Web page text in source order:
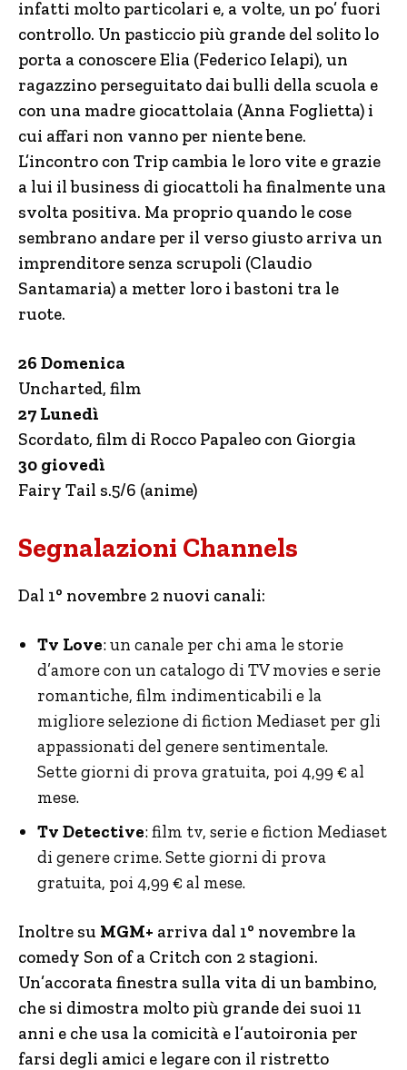
infatti molto particolari e, a volte, un po’ fuori
controllo. Un pasticcio più grande del solito lo
porta a conoscere Elia (Federico Ielapi), un
ragazzino perseguitato dai bulli della scuola e
con una madre giocattolaia (Anna Foglietta) i
cui affari non vanno per niente bene.
L’incontro con Trip cambia le loro vite e grazie
a lui il business di giocattoli ha finalmente una
svolta positiva. Ma proprio quando le cose
sembrano andare per il verso giusto arriva un
imprenditore senza scrupoli (Claudio
Santamaria) a metter loro i bastoni tra le
ruote.
26 Domenica
Uncharted, film
27 Lunedì
Scordato, film di Rocco Papaleo con Giorgia
30 giovedì
Fairy Tail s.5/6 (anime)
Segnalazioni Channels
Dal 1° novembre 2 nuovi canali:
Tv Love: un canale per chi ama le storie
d’amore con un catalogo di TV movies e serie
romantiche, film indimenticabili e la
migliore selezione di fiction Mediaset per gli
appassionati del genere sentimentale.
Sette giorni di prova gratuita, poi 4,99 € al
mese.
Tv Detective: film tv, serie e fiction Mediaset
di genere crime. Sette giorni di prova
gratuita, poi 4,99 € al mese.
Inoltre su MGM+ arriva dal 1° novembre la
comedy Son of a Critch con 2 stagioni.
Un’accorata finestra sulla vita di un bambino,
che si dimostra molto più grande dei suoi 11
anni e che usa la comicità e l’autoironia per
farsi degli amici e legare con il ristretto